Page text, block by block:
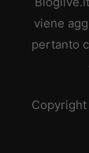
viene
pertanto